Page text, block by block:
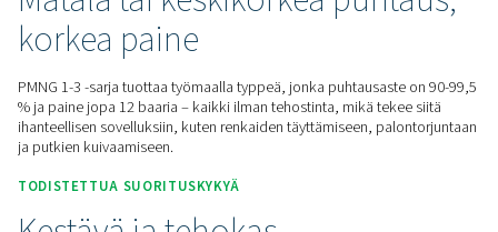
Koti
Paikan Päällä Tapahtuva N2 -tuotanto
Typpigeneraattorit
Membraanityppigeneraattorit